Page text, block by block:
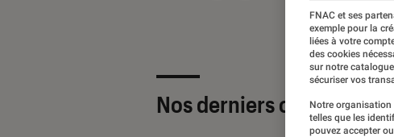
Nos derniers contenus
FNAC et ses
exemple pour la
liées à votre
des cookies
sur notre
sécuriser vos
Notre organisation
telles que les
pouvez accepter